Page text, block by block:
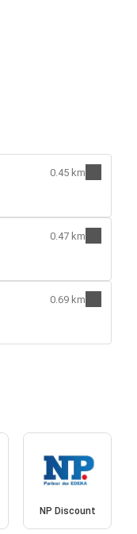
0.45 km
0.47 km
0.69 km
NP Discount